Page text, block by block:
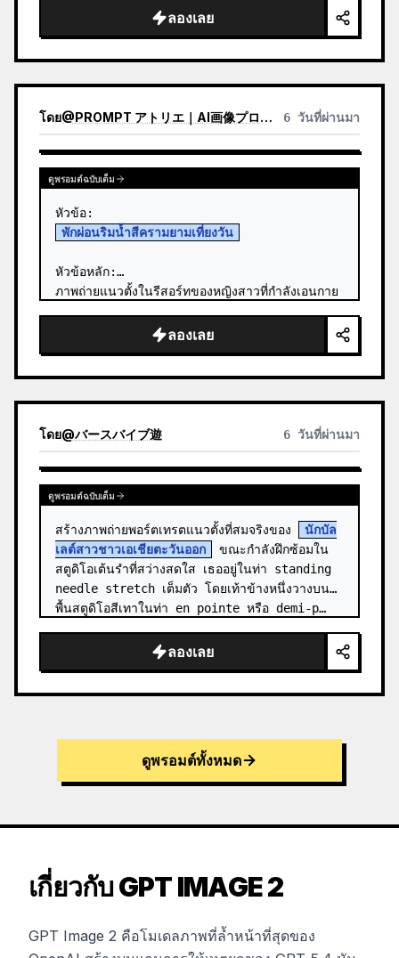
ลองเลย
โดย@PROMPT アトリエ｜AI画像プロンプト 6 วันที่ผ่านมา
ดูพรอมต์ฉบับเต็ม
พักผ่อนริมน้ำสีครามยามเที่ยงวัน
หัวข้อหลัก:
ภาพถ่ายแนวตั้งในรีสอร์ทของหญิงสาวที่กำลังเอนกาย
เหนือผืนน้ำทะเลสีฟ้าใสแจ๋ว ท่ามกลางแสงแดดจ…
ลองเลย
โดย@バースバイブ遊 6 วันที่ผ่านมา
ดูพรอมต์ฉบับเต็ม
สร้างภาพถ่ายพอร์ตเทรตแนวตั้งที่สมจริงของ
นักบัล
เลต์สาวชาวเอเชียตะวันออก
ขณะกำลังฝึกซ้อมใน
สตูดิโอเต้นรำที่สว่างสดใส เธออยู่ในท่า standing
needle stretch เต็มตัว โดยเท้าข้างหนึ่งวางบน
พื้นสตูดิโอสีเทาในท่า en pointe หรือ demi-p…
ลองเลย
ดูพรอมต์ทั้งหมด
เกี่ยวกับ GPT IMAGE 2
GPT Image 2 คือโมเดลภาพที่ล้ำหน้าที่สุดของ